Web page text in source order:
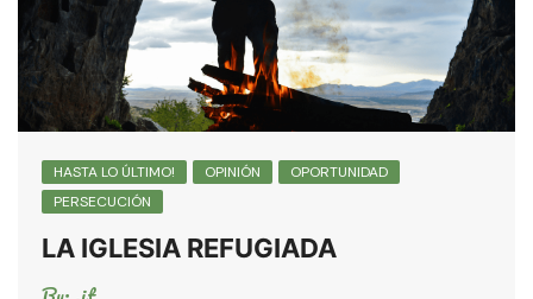
HASTA LO ÚLTIMO! OPINIÓN
OPORTUNIDAD
PERSECUCIÓN
LA IGLESIA REFUGIADA